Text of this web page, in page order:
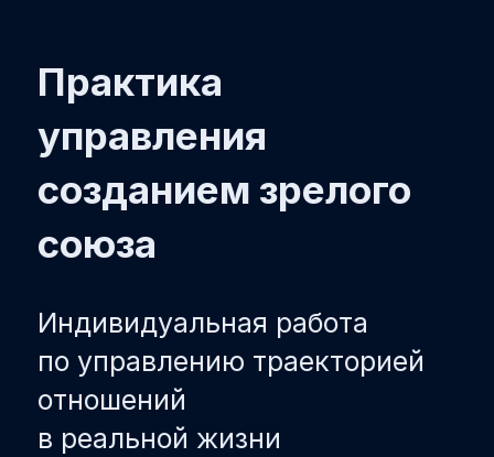
Практика
управления
созданием зрелого
союза
Индивидуальная работа
по управлению траекторией
отношений
в реальной жизни